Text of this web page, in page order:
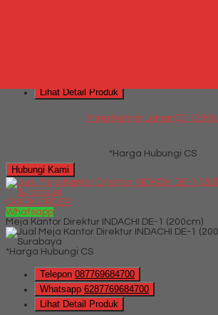
Lihat Detail Produk
Meja Kantor Lunar QD 1260 L
*Harga Hubungi CS
Hubungi Kami
QUICK ORDER
Whatsapp
Meja Kantor Direktur INDACHI DE-1 (200cm)
*Harga Hubungi CS
Telepon 087769684700
Whatsapp 6287769684700
Lihat Detail Produk